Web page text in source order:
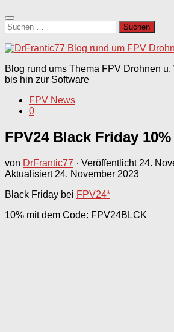
Suchen
nach:
Blog rund ums Thema FPV Drohnen
bis hin zur Software
FPV News
0
FPV24 Black Friday
von DrFrantic77 · Veröffentlicht 24.
Aktualisiert 24. November 2023
Black Friday bei FPV24*
10% mit dem Code: FPV24BLCK